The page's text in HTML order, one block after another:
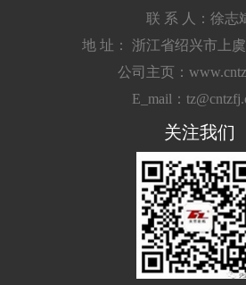
联 系 人：徐志
地 址： 浙江省绍兴市上
公司主页：
E_mail：
关注我们